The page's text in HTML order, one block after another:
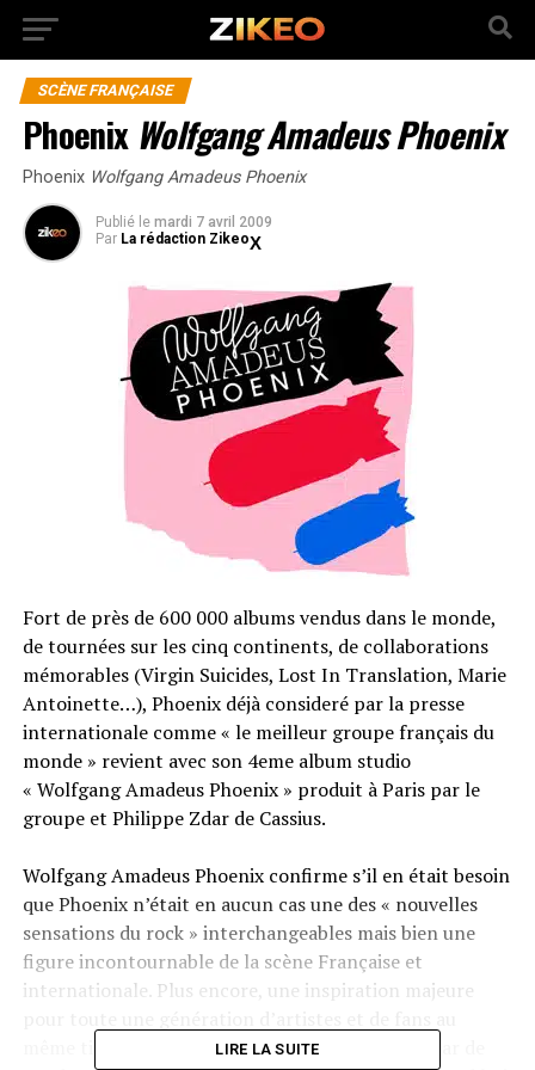
SCÈNE FRANÇAISE
Phoenix Wolfgang Amadeus Phoenix
Phoenix Wolfgang Amadeus Phoenix
Publié le mardi 7 avril 2009
Par La rédaction Zikeo
Fort de près de 600 000 albums vendus dans le monde,
de tournées sur les cinq continents, de collaborations
mémorables (Virgin Suicides, Lost In Translation, Marie
Antoinette…), Phoenix déjà consideré par la presse
internationale comme « le meilleur groupe français du
monde » revient avec son 4eme album studio
« Wolfgang Amadeus Phoenix » produit à Paris par le
groupe et Philippe Zdar de Cassius.
Wolfgang Amadeus Phoenix confirme s’il en était besoin
que Phoenix n’était en aucun cas une des « nouvelles
sensations du rock » interchangeables mais bien une
figure incontournable de la scène Française et
internationale. Plus encore, une inspiration majeure
même titre que Daft Punk ou Air. Ils sont à l’instar de
LIRE LA SUITE